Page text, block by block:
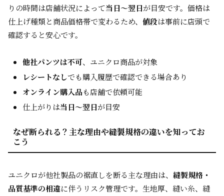
りの時間は店舗状況によって当日～翌日が目安です。価格は
仕上げ種類と商品価格帯で変わるため、 値段は事前に店頭で
確認すると安心です。
他社パンツは不可、ユニクロ商品が対象
レシートなしでも購入履歴で確認できる場合あり
オンライン購入品も店舗で依頼可能
仕上がりは当日～翌日が目安
なぜ断られる？主な理由や縫製規格の違いを知ってお
こう
ユニクロが他社製品の裾直しを断る主な理由は、 縫製規格・
品質基準の相違に伴うリスク管理です。生地厚、縫い糸、縫